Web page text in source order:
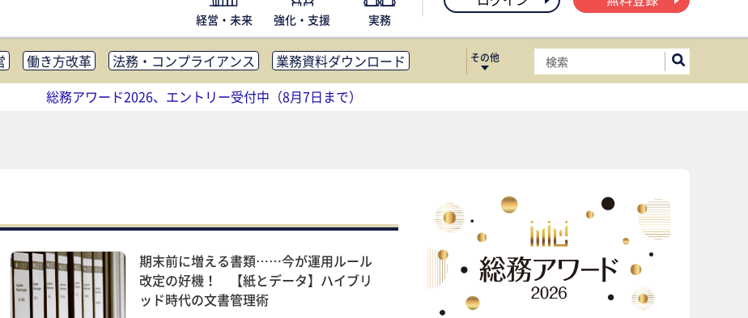
経営・未来 強化・支援 実務
働き方改革 法務・コンプライアンス
業務資料ダウンロード
社内広報 社外・社内コミュニケーション活性化
FM・オフィス移転
・補助金・コスト削減 アウトソーシング・BPO
調査・レポート
その他
総務アワード2026、エントリー受付中（8月7日まで）
期末前に増える書類……今が運用ルール
改定の好機！ 【紙とデータ】ハイブリ
ッド時代の文書管理術